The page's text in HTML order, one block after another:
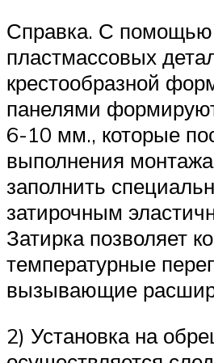
Справка. С помощью
пластмассовых
крестообразной
панелями
6-10 мм., которые
выполнения
заполнить
затирочным
Затирка позволяет
температурные
вызывающие
2) Установка на